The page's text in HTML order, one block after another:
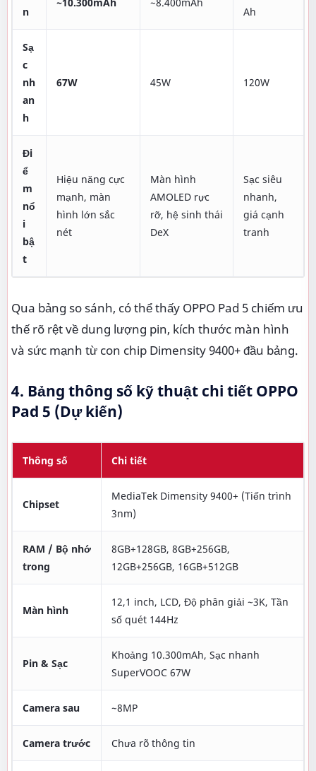
n
Ah
Sạ
c
nh
an
h
67W 45W 120W
Đi
ể
m
nổ
i
bậ
t
Hiệu năng cực
mạnh, màn
hình lớn sắc
nét
Màn hình
AMOLED rực
rỡ, hệ sinh thái
DeX
Sạc siêu
nhanh,
giá cạnh
tranh
Qua bảng so sánh, có thể thấy OPPO Pad 5 chiếm ưu
thế rõ rệt về dung lượng pin, kích thước màn hình
và sức mạnh từ con chip Dimensity 9400+ đầu bảng.
4. Bảng thông số kỹ thuật chi tiết OPPO
Pad 5 (Dự kiến)
Thông số Chi tiết
Chipset
MediaTek Dimensity 9400+ (Tiến trình
3nm)
RAM / Bộ nhớ
trong
8GB+128GB, 8GB+256GB,
12GB+256GB, 16GB+512GB
Màn hình
12,1 inch, LCD, Độ phân giải ~3K, Tần
số quét 144Hz
Pin & Sạc
Khoảng 10.300mAh, Sạc nhanh
SuperVOOC 67W
Camera sau ~8MP
Camera trước Chưa rõ thông tin